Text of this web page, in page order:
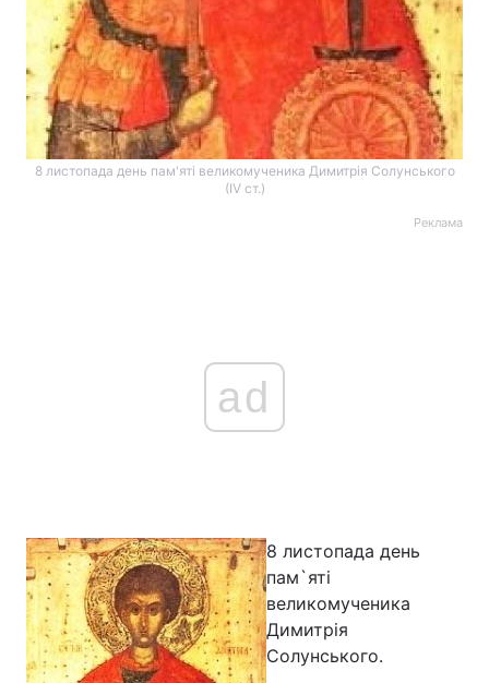
8 листопада день пам'яті великомученика Димитрія Солунського
(ІV ст.)
Реклама
ad
8 листопада день
пам`яті
великомученика
Димитрія
Солунського.